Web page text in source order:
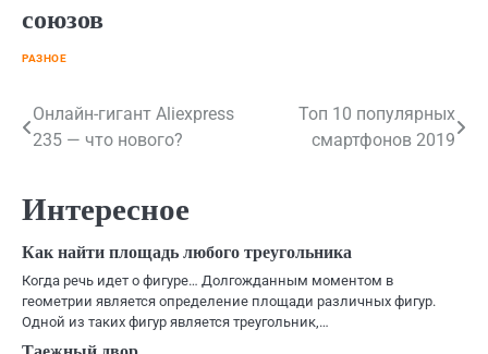
союзов
РАЗНОЕ
Навигация
записям
Онлайн-гигант Aliexpress
235 — что нового?
Топ 10 популярных
смартфонов 2019
Интересное
Как найти площадь любого треугольника
Когда речь идет о фигуре… Долгожданным моментом в
геометрии является определение площади различных фигур.
Одной из таких фигур является треугольник,…